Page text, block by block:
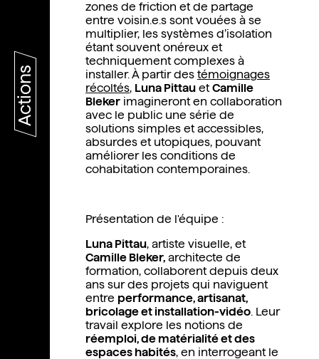
Actions
zones de friction et de partage
entre voisin.e.s sont vouées à se
multiplier, les systèmes d’isolation
étant souvent onéreux et
techniquement complexes à
installer. À partir des témoignages
récoltés, Luna Pittau et Camille
Bleker imagineront en collaboration
avec le public une série de
solutions simples et accessibles,
absurdes et utopiques, pouvant
améliorer les conditions de
cohabitation contemporaines.
Présentation de l'équipe :
Luna Pittau, artiste visuelle, et
Camille Bleker, architecte de
formation, collaborent depuis deux
ans sur des projets qui naviguent
entre performance, artisanat,
bricolage et installation-vidéo. Leur
travail explore les notions de
réemploi, de matérialité et des
espaces habités, en interrogeant le